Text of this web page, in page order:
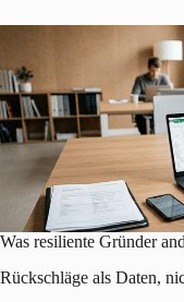
Was resiliente Gründer
Rückschläge als Daten,